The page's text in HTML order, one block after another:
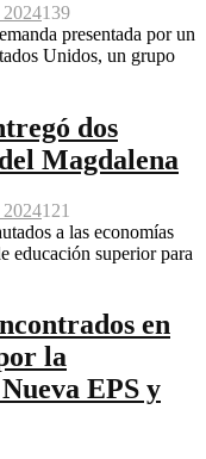
139
presentada por un
Unidos, un grupo
dos
Magdalena
121
a las economías
educación superior para
en
la
EPS y